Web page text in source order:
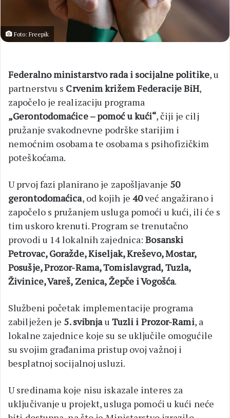
Foto: Freepik
Federalno ministarstvo rada i socijalne politike, u
partnerstvu s Crvenim križem Federacije BiH,
započelo je realizaciju programa
„Gerontodomaćice – pomoć u kući“, čiji je cilj
pružanje svakodnevne podrške starijim i
nemoćnim osobama te osobama s psihofizičkim
poteškoćama.
U prvoj fazi planirano je zapošljavanje 50
gerontodomaćica, od kojih je 40već angažirano i
započelo s pružanjem usluga pomoći u kući, ili će s
tim uskoro krenuti. Program se trenutačno
provodi u 14 lokalnih zajednica:Bosanski
Petrovac, Goražde, Kiseljak, Kreševo, Mostar,
Posušje, Prozor-Rama, Tomislavgrad, Tuzla,
Živinice, Vareš, Zenica, Žepče i Vogošća.
Službeni početak implementacije programa
zabilježen je 5. svibnjau Tuzli i Prozor-Rami, a
lokalne zajednice koje su se uključile omogućile
su svojim građanima pristup ovoj važnoj i
besplatnoj socijalnoj usluzi.
U sredinama koje nisu iskazale interes za
uključivanje u projekt, usluga pomoći u kući neće